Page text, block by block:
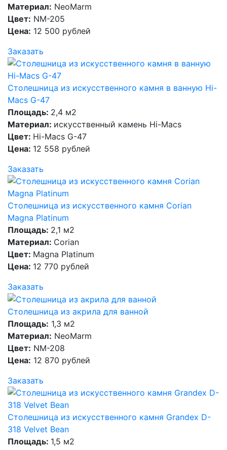
Материал: NeoMarm
Цвет: NM-205
Цена: 12 500 рублей
Заказать
Столешница из искусственного камня в ванную Hi-
Macs G-47
Площадь: 2,4 м2
Материал: искусственный камень Hi-Macs
Цвет: Hi-Macs G-47
Цена: 12 558 рублей
Заказать
Столешница из искусственного камня Corian
Magna Platinum
Площадь: 2,1 м2
Материал: Corian
Цвет: Magna Platinum
Цена: 12 770 рублей
Заказать
Столешница из акрила для ванной
Площадь: 1,3 м2
Материал: NeoMarm
Цвет: NM-208
Цена: 12 870 рублей
Заказать
Столешница из искусственного камня Grandex D-
318 Velvet Bean
Площадь: 1,5 м2